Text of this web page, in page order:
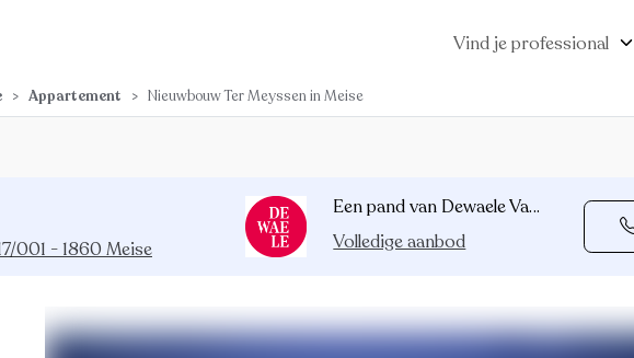
Vind je professional
> Appartement > Nieuwbouw Ter Meyssen in Meise
001 - 1860 Meise
Een pand van Dewaele Vastgoed
Volledige aanbod